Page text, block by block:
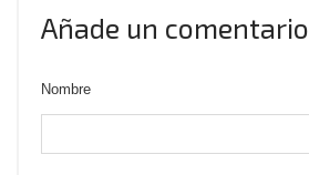
Añade un comentario
Nombre